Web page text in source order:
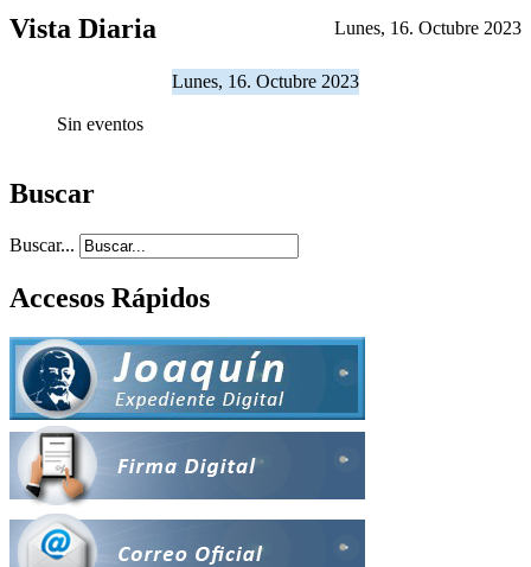
Vista Diaria Lunes, 16. Octubre 2023
Lunes, 16. Octubre 2023
Sin eventos
Buscar
Buscar...
Accesos Rápidos